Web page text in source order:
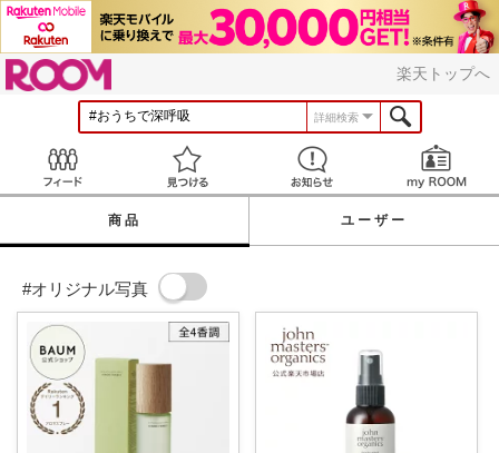
楽天トップへ
詳細検索
見つける お知らせ
商品 ユーザー
#オリジナル写真